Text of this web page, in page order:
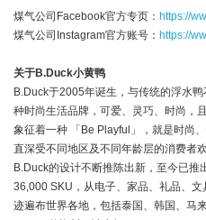
煤气公司Facebook官方专页： https://
煤气公司Instagram官方账号： https://
关于B.Duck小黄鸭
B.Duck于2005年诞生，与传统的浮水
种时尚生活品牌，可爱、灵巧、时尚，
象征着一种 「Be Playful」，就是时尚
直深受不同地区及不同年龄层的消费者
B.Duck的设计不断推陈出新，至今已
36,000 SKU，从电子、家品、礼品、
迹遍布世界各地，包括泰国、韩国、马